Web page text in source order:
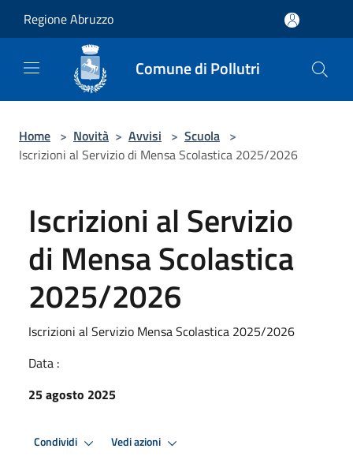
Regione Abruzzo
Comune di Pollutri
Home > Novità > Avvisi > Scuola >
Iscrizioni al Servizio di Mensa Scolastica 2025/2026
Iscrizioni al Servizio
di Mensa Scolastica
2025/2026
Iscrizioni al Servizio Mensa Scolastica 2025/2026
Data :
25 agosto 2025
Condividi Vedi azioni